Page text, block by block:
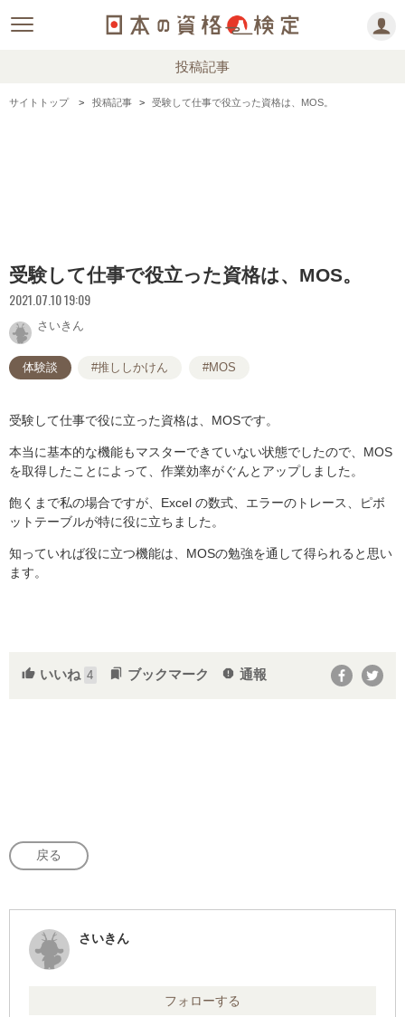
投稿記事
サイトトップ 投稿記事 受験して仕事で役立った資格は、MOS。
受験して仕事で役立った資格は、MOS。
2021.07.10 19:09
さいきん
体験談 #推ししかけん #MOS
受験して仕事で役に立った資格は、MOSです。
本当に基本的な機能もマスターできていない状態でしたので、MOS
を取得したことによって、作業効率がぐんとアップしました。
飽くまで私の場合ですが、Excel の数式、エラーのトレース、ピボ
ットテーブルが特に役に立ちました。
知っていれば役に立つ機能は、MOSの勉強を通して得られると思い
ます。
thumb_up いいね 4 bookmarks ブックマーク report 通報
戻る
さいきん
フォローする